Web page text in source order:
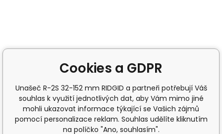
Cookies a GDPR
Unašeč R-2S 32-152 mm RIDGID a partneři potřebují Váš
souhlas k využití jednotlivých dat, aby Vám mimo jiné
mohli ukazovat informace týkající se Vašich zájmů
pomocí personalizace reklam. Souhlas udělíte kliknutím
na políčko "Ano, souhlasím".